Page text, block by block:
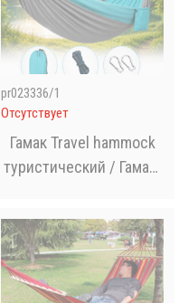
pr023336/1
Отсутствует
Гамак Travel hammock
туристический / Гамак-
нейлоновый Серо-
голубой